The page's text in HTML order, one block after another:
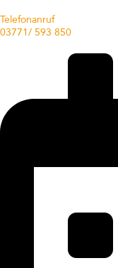
Telefonanruf
03771/ 593 850